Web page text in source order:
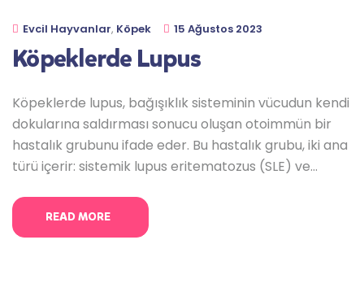
Köpeklerde Lupus
Evcil Hayvanlar, Köpek 15 Ağustos 2023
Köpeklerde lupus, bağışıklık sisteminin vücudun kendi
dokularına saldırması sonucu oluşan otoimmün bir
hastalık grubunu ifade eder. Bu hastalık grubu, iki ana
türü içerir: sistemik lupus eritematozus (SLE) ve
insanlarda olduğu gibi köpeklerde de görülebilir.
Lupus, tedavi edilebilen bir hastalık olmakla birlikte,
READ MORE